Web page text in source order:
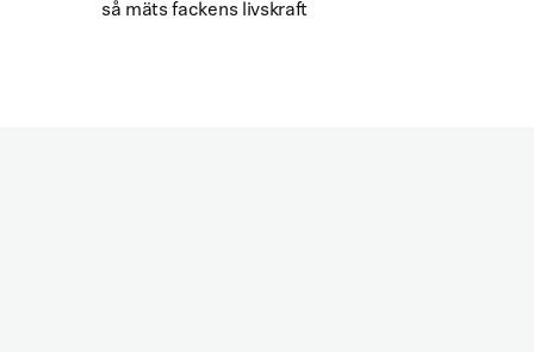
så mäts fackens livskraft